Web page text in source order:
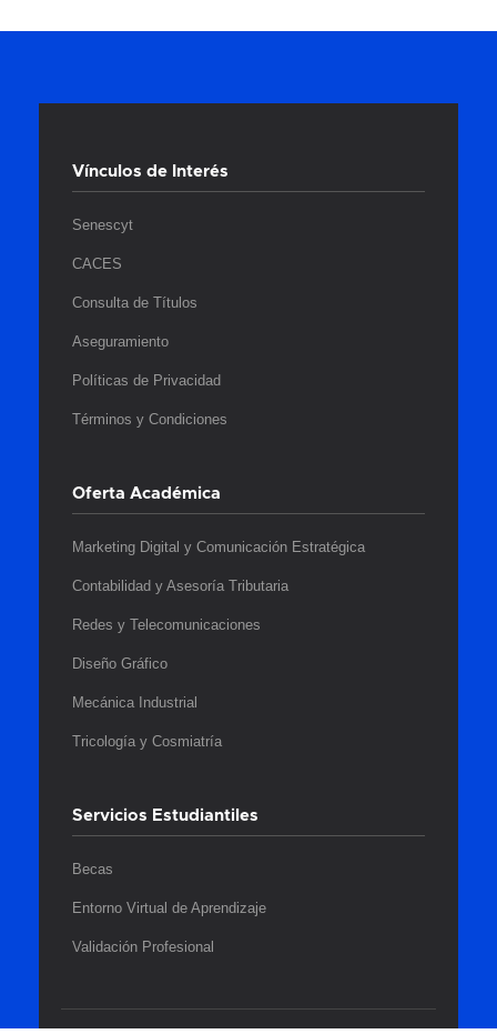
Vínculos de Interés
Senescyt
CACES
Consulta de Títulos
Aseguramiento
Políticas de Privacidad
Términos y Condiciones
Oferta Académica
Marketing Digital y Comunicación Estratégica
Contabilidad y Asesoría Tributaria
Redes y Telecomunicaciones
Diseño Gráfico
Mecánica Industrial
Tricología y Cosmiatría
Servicios Estudiantiles
Becas
Entorno Virtual de Aprendizaje
Validación Profesional